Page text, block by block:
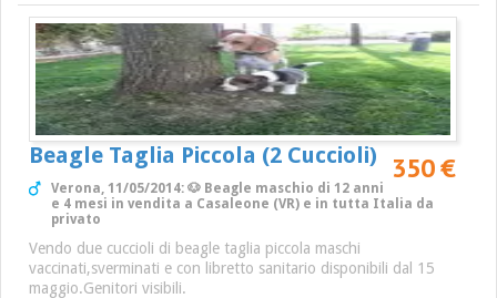
Beagle Taglia Piccola (2 Cuccioli) 350 €
Verona, 11/05/2014: 🐶 Beagle maschio di 12 anni
e 4 mesi in vendita a Casaleone (VR) e in tutta Italia da
privato
Vendo due cuccioli di beagle taglia piccola maschi
vaccinati,sverminati e con libretto sanitario disponibili dal 15
maggio.Genitori visibili.